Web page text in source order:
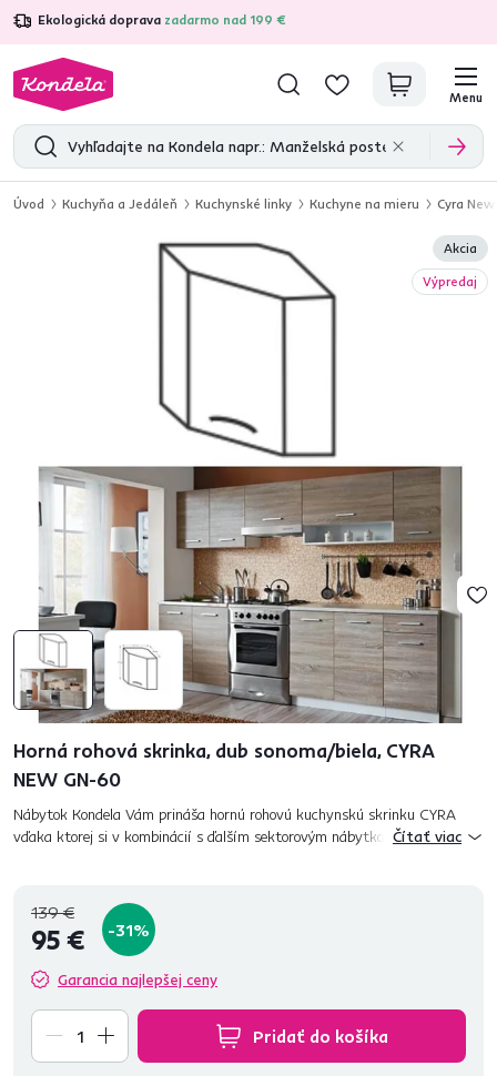
Ekologická doprava zadarmo nad 199 €
4,7 31 333overených produktových recenzií
Menu
Úvod Kuchyňa a Jedáleň Kuchynské linky Kuchyne na mieru Cyra New
Akcia
Výpredaj
Horná rohová skrinka, dub sonoma/biela, CYRA
NEW GN-60
Nábytok Kondela Vám prináša hornú rohovú kuchynskú skrinku CYRA
vďaka ktorej si v kombinácií s ďalším sektorovým nábytkom CYRA
Čítať viac
139 €
95 € -31%
Garancia najlepšej ceny
Pridať do košíka